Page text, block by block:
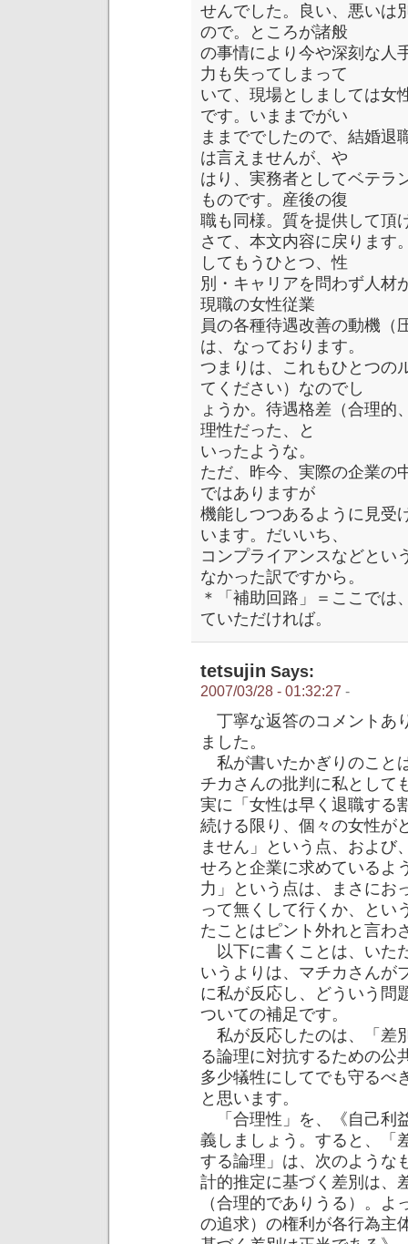
せんでした。良い、悪いは
ので。ところが諸般
の事情により今や深刻な人
力も失ってしまって
いて、現場としましては女
です。いままでがい
ままででしたので、結婚退
は言えませんが、や
はり、実務者としてベテラ
ものです。産後の復
職も同様。質を提供して頂
さて、本文内容に戻ります
してもうひとつ、性
別・キャリアを問わず人材
現職の女性従業
員の各種待遇改善の動機（
は、なっております。
つまりは、これもひとつの
てください）なのでし
ょうか。待遇格差（合理的
理性だった、と
いったような。
ただ、昨今、実際の企業の
ではありますが
機能しつつあるように見受
います。だいいち、
コンプライアンスなどとい
なかった訳ですから。
＊「補助回路」＝ここでは
ていただければ。
tetsujin Says:
2007/03/28 - 01:32:27 -
丁寧な返答のコメントあ
ました。
私が書いたかぎりのこと
チカさんの批判に私として
実に「女性は早く退職する
続ける限り、個々の女性が
ません」という点、および
せろと企業に求めているよ
力」という点は、まさにお
って無くして行くか、とい
たことはピント外れと言わ
以下に書くことは、いた
いうよりは、マチカさんが
に私が反応し、どういう問
ついての補足です。
私が反応したのは、「差
る論理に対抗するための公
多少犠牲にしてでも守るべ
と思います。
「合理性」を、《自己利
義しましょう。すると、「
する論理」は、次のような
計的推定に基づく差別は、
（合理的でありうる）。
の追求）の権利が各行為主